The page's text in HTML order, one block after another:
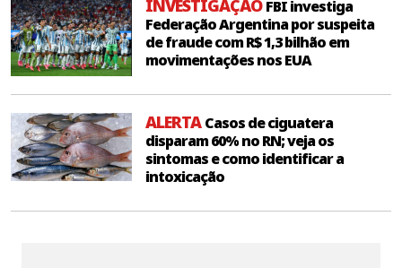
INVESTIGAÇÃOFBI investiga
Federação Argentina por suspeita
de fraude com R$ 1,3 bilhão em
movimentações nos EUA
ALERTACasos de ciguatera
disparam 60% no RN; veja os
sintomas e como identificar a
intoxicação